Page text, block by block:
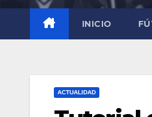
INICIO
ACTUALIDAD